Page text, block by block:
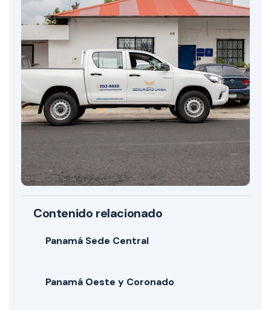
Contenido relacionado
Panamá Sede Central
Panamá Oeste y Coronado